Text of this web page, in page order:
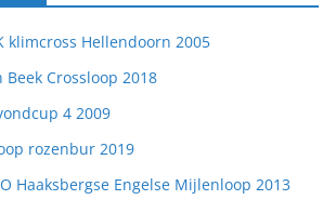
klimcross Hellendoorn 2005
Crossloop 2018
4 2009
rozenbur 2019
Haaksbergse Engelse Mijlenloop 2013